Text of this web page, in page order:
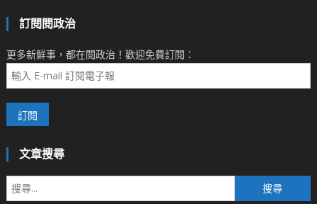
訂閱閱政治
更多新鮮事，都在閱政治！歡迎免費訂閱：
文章搜尋